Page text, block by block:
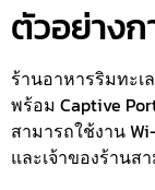
ตัวอย่างก
ร้านอาหารริมทะเ
พร้อม Captive
สามารถใช้งาน
และเจ้าของร้านส